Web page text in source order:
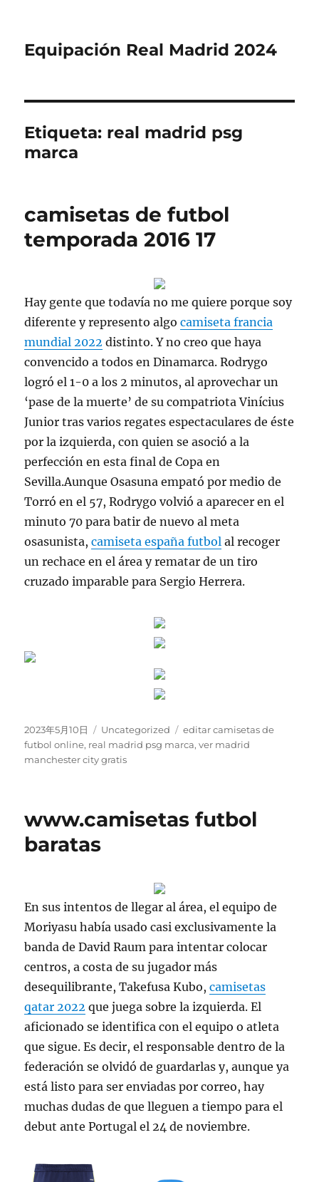
Equipación Real Madrid 2024
Etiqueta: real madrid psg
marca
camisetas de futbol
temporada 2016 17
Hay gente que todavía no me quiere porque soy
diferente y represento algocamiseta francia
mundial 2022 distinto. Y no creo que haya
convencido a todos en Dinamarca. Rodrygo
logró el 1-0 a los 2 minutos, al aprovechar un
‘pase de la muerte’ de su compatriota Vinícius
Junior tras varios regates espectaculares de éste
por la izquierda, con quien se asoció a la
perfección en esta final de Copa en
Sevilla.Aunque Osasuna empató por medio de
Torró en el 57, Rodrygo volvió a aparecer en el
minuto 70 para batir de nuevo al meta
osasunista,camiseta españa futbol al recoger
un rechace en el área y rematar de un tiro
cruzado imparable para Sergio Herrera.
Publicado
el
2023年5月10日 Categorías
Uncategorized Etiquetas
editar camisetas de
futbol online, real madrid psg marca,ver madrid
manchester city gratis
www.camisetas futbol
baratas
En sus intentos de llegar al área, el equipo de
Moriyasu había usado casi exclusivamente la
banda de David Raum para intentar colocar
centros, a costa de su jugador más
desequilibrante, Takefusa Kubo,camisetas
qatar 2022 que juega sobre la izquierda. El
aficionado se identifica con el equipo o atleta
que sigue. Es decir, el responsable dentro de la
federación se olvidó de guardarlas y, aunque ya
está listo para ser enviadas por correo, hay
muchas dudas de que lleguen a tiempo para el
debut ante Portugal el 24 de noviembre.